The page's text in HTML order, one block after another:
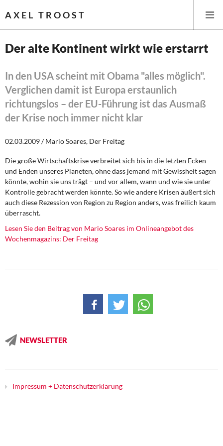
AXEL TROOST
Themen
Leitlinien linker Wirtschafts- und Finanzpolitik
Wirtschaftspolitik
Steuer- und Finanzpolitik
Öffentliche Infrastruktur und Daseinsvorsorge
Eurokrise und Griechenland
DIE LINKE
Institut Solidarische Moderne
Über mich
Der alte Kontinent wirkt wie erstarrt
In den USA scheint mit Obama "alles möglich".
Verglichen damit ist Europa erstaunlich
richtungslos – der EU-Führung ist das Ausmaß
der Krise noch immer nicht klar
02.03.2009 / Mario Soares, Der Freitag
Die große Wirtschaftskrise verbreitet sich bis in die letzten Ecken
und Enden unseres Planeten, ohne dass jemand mit Gewissheit sagen
könnte, wohin sie uns trägt – und vor allem, wann und wie sie unter
Kontrolle gebracht werden könnte. So wie andere Krisen äußert sich
auch diese Rezession von Region zu Region anders, was freilich kaum
überrascht.
Lesen Sie den Beitrag von Mario Soares im Onlineangebot des
Wochenmagazins: Der Freitag
NEWSLETTER
Impressum + Datenschutzerklärung